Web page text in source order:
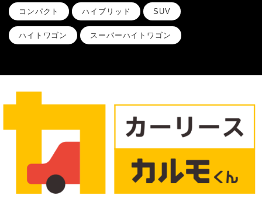
コンパクト ハイブリッド SUV
ハイトワゴン スーパーハイトワゴン